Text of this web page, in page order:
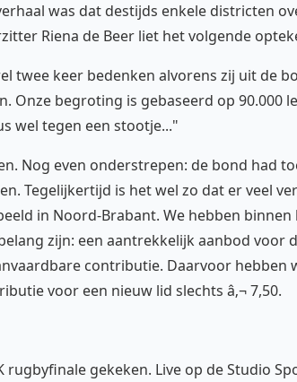
was dat destijds enkele districten
Riena de Beer liet het volgende
twee keer bedenken alvorens zij uit de
Onze begroting is gebaseerd op 90.000
wel tegen een stootje..."
Nog even onderstrepen: de bond had
Tegelijkertijd is het wel zo dat er veel
in Noord-Brabant. We hebben
zijn: een aantrekkelijk aanbod voor
contributie. Daarvoor hebben
voor een nieuw lid slechts â‚¬ 7,50.
rugbyfinale gekeken. Live op de Studio